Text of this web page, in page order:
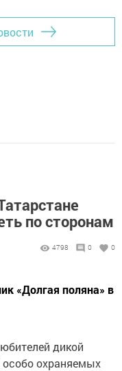
по сторонам
4798 0 0
«Долгая поляна» в
дикой
охраняемых